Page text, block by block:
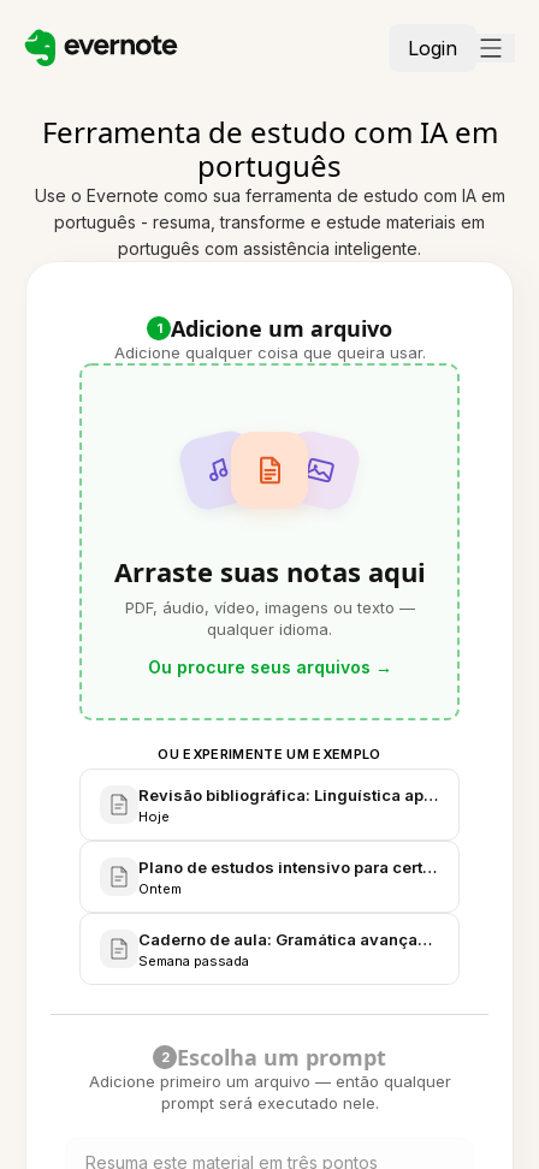
Login
Ferramenta de estudo com IA em
português
Use o Evernote como sua ferramenta de estudo com IA em
português - resuma, transforme e estude materiais em
português com assistência inteligente.
1 Adicione um arquivo
Adicione qualquer coisa que queira usar.
Arraste suas notas aqui
PDF, áudio, vídeo, imagens ou texto —
qualquer idioma.
Ou procure seus arquivos →
OU EXPERIMENTE UM EXEMPLO
Revisão bibliográfica: Linguística aplicada ao
Hoje
Plano de estudos intensivo para certificação C1
Ontem
Caderno de aula: Gramática avançada e
Semana passada
2 Escolha um prompt
Adicione primeiro um arquivo — então qualquer
prompt será executado nele.
Resuma este material em três pontos